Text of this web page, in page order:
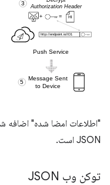
"اطلاعات امضا شده"
JSON است.
توکن وب JSON